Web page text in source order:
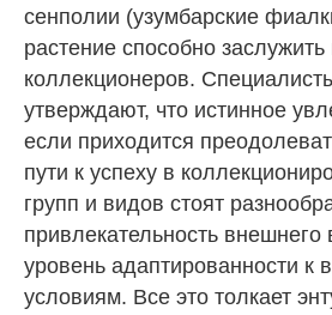
сенполии (узумбарские
растение способно
коллекционеров.
утверждают, что истинное
если приходится
пути к успеху в
групп и видов стоят
привлекательность внешнего
уровень адаптированности к
условиям. Все это толкает